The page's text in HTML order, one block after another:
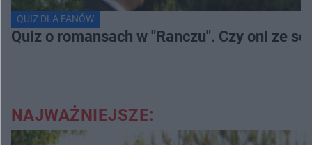
QUIZ DLA FANÓW
Quiz o romansach w "Ranczu". Czy oni ze
NAJWAŻNIEJSZE: